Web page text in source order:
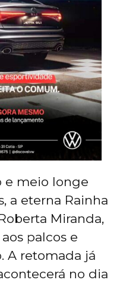
e meio longe
a eterna Rainha
Miranda,
palcos e
A retomada já
no dia